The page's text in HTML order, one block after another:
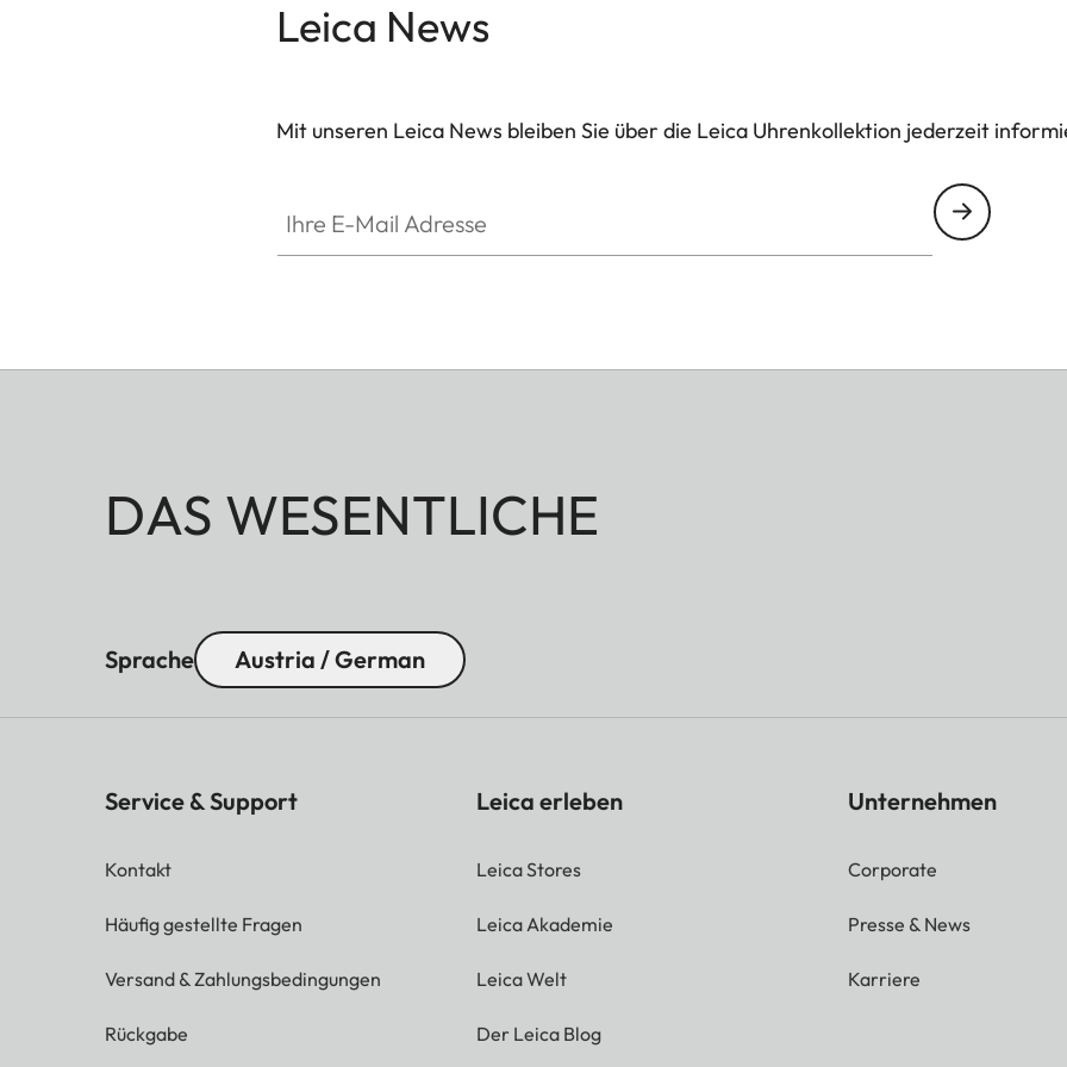
Leica News
Mit unseren Leica News bleiben Sie über die Leica Uhrenkollektion jederzeit
DAS WESENTLICHE
Sprache Austria / German
Service & Support
Kontakt
Häufig gestellte Fragen
Versand & Zahlungsbedingungen
Rückgabe
Leica erleben
Leica Stores
Leica Akademie
Leica Welt
Der Leica Blog
Unternehmen
Corporate
Presse & News
Karriere